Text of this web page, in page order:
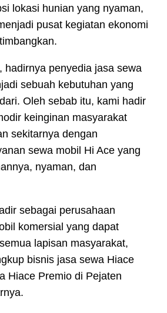
lokasi hunian yang nyaman,
pusat kegiatan ekonomi
hadirnya penyedia jasa sewa
sebuah kebutuhan yang
Oleh sebab itu, kami hadir
keinginan masyarakat
sekitarnya dengan
sewa mobil Hi Ace yang
nyaman, dan
sebagai perusahaan
komersial yang dapat
lapisan masyarakat,
bisnis jasa sewa Hiace
Hiace Premio di Pejaten